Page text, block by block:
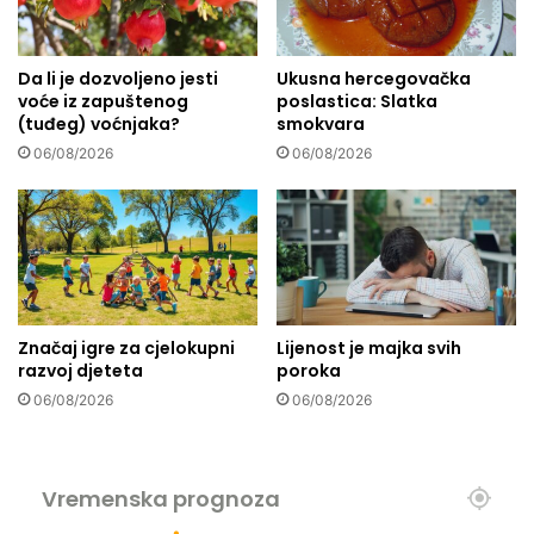
n
a
đ
a
:
N
e
g
o
v
a
n
j
e
n
Da li je dozvoljeno jesti
voće iz zapuštenog
(tuđeg) voćnjaka?
06/08/2026
Ukusna hercegovačka
poslastica: Slatka
smokvara
06/08/2026
Značaj igre za cjelokupni
razvoj djeteta
06/08/2026
Lijenost je majka svih
poroka
06/08/2026
Vremenska prognoza